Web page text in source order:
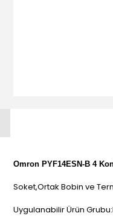
Omron PYF14ESN-B 4
Soket,Ortak Bobin ve
Uygulanabilir Ürün